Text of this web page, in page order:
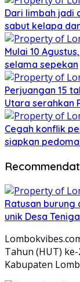
Dari limbah jadi
sabut kelapa
Mulai 10
selama sepekan
Perjuangan 15
Utara serahkan
Cegah konflik
siapkan
Ratusan burung
unik Desa
Tahun (HUT)
Kabupaten